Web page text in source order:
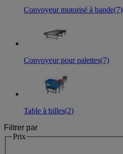
Convoyeur motorisé à bande(7)
Convoyeur pour palettes(7)
Table à billes(2)
Filtrer par
Prix